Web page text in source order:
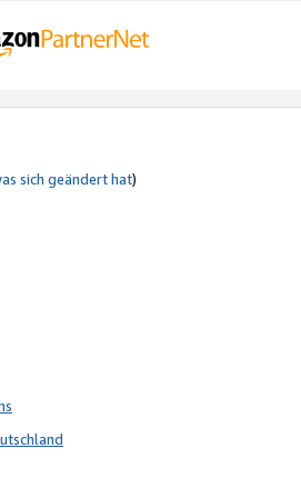
sich geändert hat)